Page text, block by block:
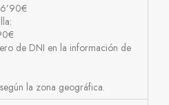
de DNI en la información de
la zona geográfica.